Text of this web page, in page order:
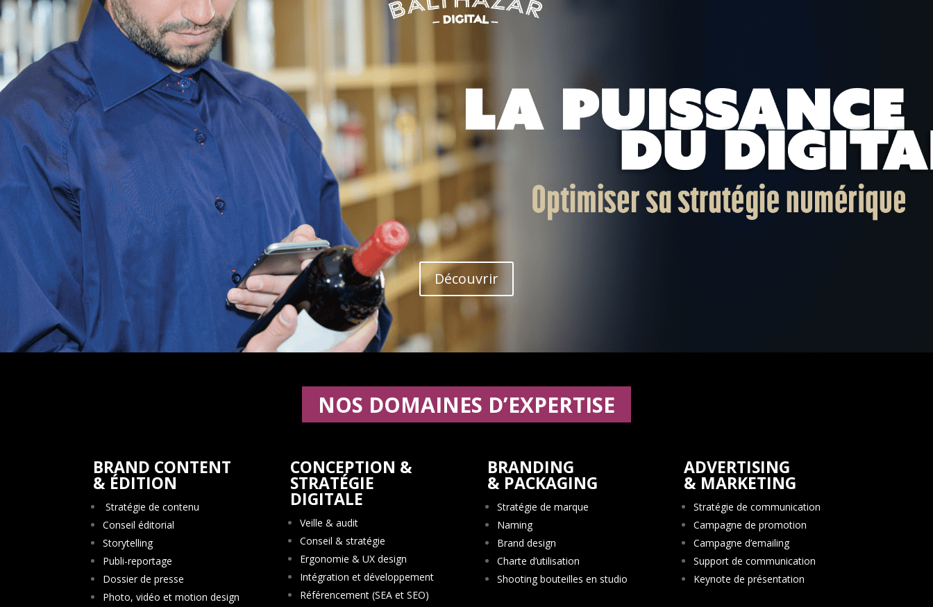
Découvrir
NOS DOMAINES D’EXPERTISE
BRAND CONTENT
& ÉDITION
Stratégie de contenu
Conseil éditorial
Storytelling
Publi-reportage
Dossier de presse
Photo, vidéo et motion design
CONCEPTION &
STRATÉGIE
DIGITALE
Veille & audit
Conseil & stratégie
Ergonomie & UX design
Intégration et développement
Référencement (SEA et SEO)
BRANDING
& PACKAGING
Stratégie de marque
Naming
Brand design
Charte d’utilisation
Shooting bouteilles en studio
ADVERTISING
& MARKETING
Stratégie de communication
Campagne de promotion
Campagne d’emailing
Support de communication
Keynote de présentation